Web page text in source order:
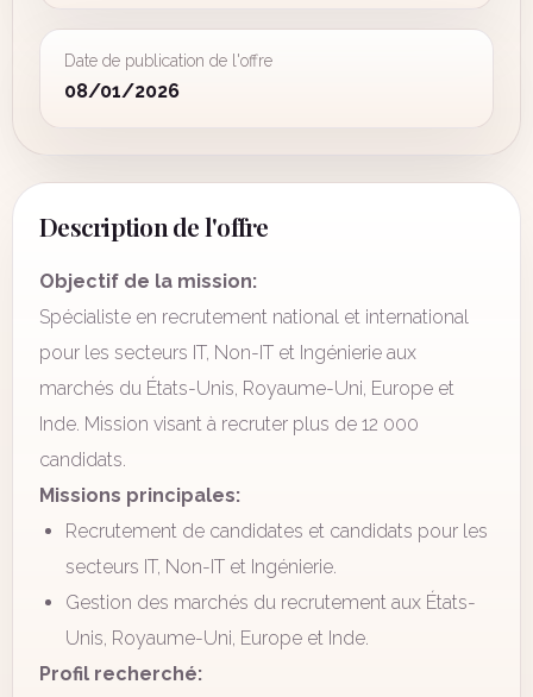
Date de publication de l'offre
08/01/2026
Description de l'offre
Objectif de la mission:
Spécialiste en recrutement national et international
pour les secteurs IT, Non-IT et Ingénierie aux
marchés du États-Unis, Royaume-Uni, Europe et
Inde. Mission visant à recruter plus de 12 000
candidats.
Missions principales:
Recrutement de candidates et candidats pour les
secteurs IT, Non-IT et Ingénierie.
Gestion des marchés du recrutement aux États-
Unis, Royaume-Uni, Europe et Inde.
Profil recherché: